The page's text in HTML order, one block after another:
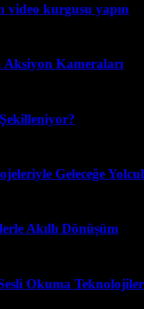
video kurgusu yapın
Kameraları
Geleceğe
Akıllı Dönüşüm
Okuma